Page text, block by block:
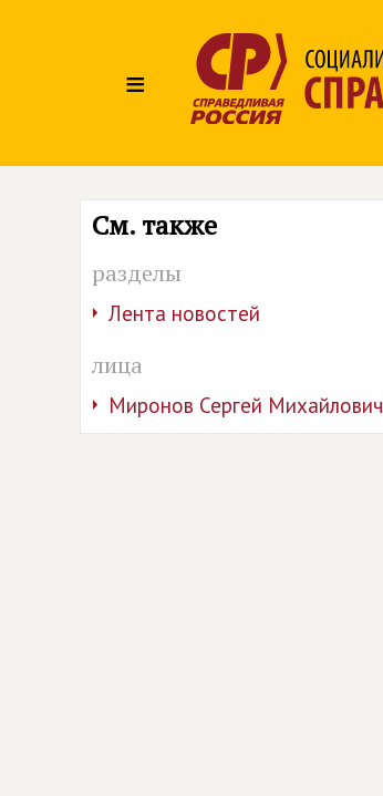
≡
См. также
разделы
Лента новостей
лица
Миронов Сергей Михайлович